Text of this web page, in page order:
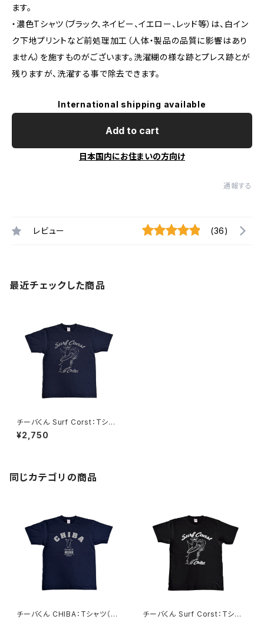
ます。
・濃色Tシャツ（ブラック、ネイビー、イエロー、レッド等）は、白イン
ク下地プリントなど前処理加工（人体・製品の品質に影響はあり
ません）を施すものがございます。洗濯糊の様な跡とプレス跡とが
残りますが、洗濯する事で除去できます。
International shipping available
Add to cart
日本国内にお住まいの方向け
通報する
レビュー (36)
最近チェックした商品
チーバくん Surf Corst：Tシャ
ツ（Naby）
¥2,750
同じカテゴリの商品
チーバくん CHIBA：Tシャツ（Na
チーバくん Surf Corst：Tシャ